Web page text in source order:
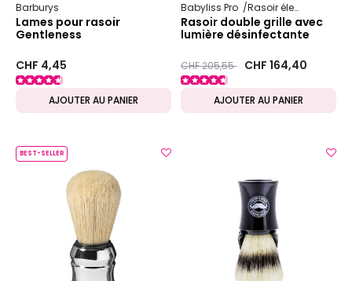
Barburys
Lames pour rasoir
Gentleness
CHF 4,45
AJOUTER AU PANIER
Babyliss Pro Rasoir électrique
Rasoir double grille avec
lumière désinfectante
Prix ​​réduit de
CHF 205,55to CHF 164,40
AJOUTER AU PANIER
BEST-SELLER